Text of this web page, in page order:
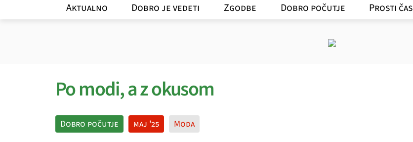
Aktualno Dobro je vedeti Zgodbe Dobro počutje Prosti čas
Po modi, a z okusom
Dobro počutje maj '25 Moda